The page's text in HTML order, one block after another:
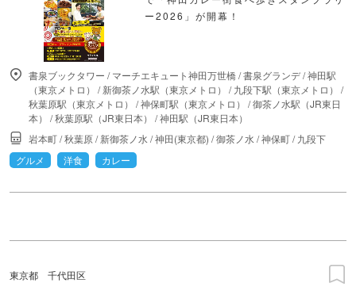
ー2026」が開幕！
書泉ブックタワー /マーチエキュート神田万世橋/書泉グランデ/神田駅
（東京メトロ） /新御茶ノ水駅（東京メトロ） /九段下駅（東京メトロ） /
秋葉原駅（東京メトロ） /神保町駅（東京メトロ） /御茶ノ水駅（JR東日
本） /秋葉原駅（JR東日本） /神田駅（JR東日本）
岩本町/秋葉原/新御茶ノ水 /神田(東京都) /御茶ノ水 /神保町/九段下
グルメ
洋食 カレー
東京都 千代田区